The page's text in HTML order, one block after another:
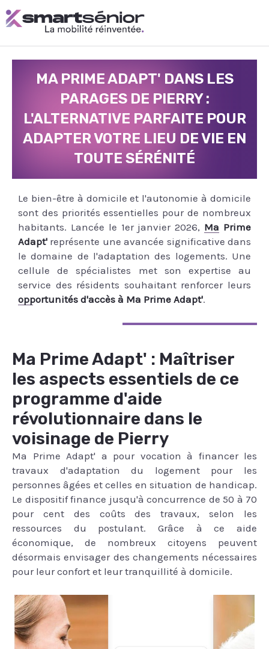
Aller
au
MA PRIME ADAPT' DANS LES
PARAGES DE PIERRY :
L'ALTERNATIVE PARFAITE POUR
ADAPTER VOTRE LIEU DE VIE EN
TOUTE SÉRÉNITÉ
Le bien-être à domicile et l'autonomie à domicile
sont des priorités essentielles pour de nombreux
habitants. Lancée le 1er janvier 2026, Ma Prime
Adapt' représente une avancée significative dans
le domaine de l'adaptation des logements. Une
cellule de spécialistes met son expertise au
service des résidents souhaitant renforcer leurs
opportunités d'accès à Ma Prime Adapt'.
Ma Prime Adapt' : Maîtriser
les aspects essentiels de ce
programme d'aide
révolutionnaire dans le
voisinage de Pierry
Ma Prime Adapt' a pour vocation à financer les
travaux d'adaptation du logement pour les
personnes âgées et celles en situation de handicap.
Le dispositif finance jusqu'à concurrence de 50 à 70
pour cent des coûts des travaux, selon les
ressources du postulant. Grâce à ce aide
économique, de nombreux citoyens peuvent
désormais envisager des changements nécessaires
pour leur confort et leur tranquillité à domicile.